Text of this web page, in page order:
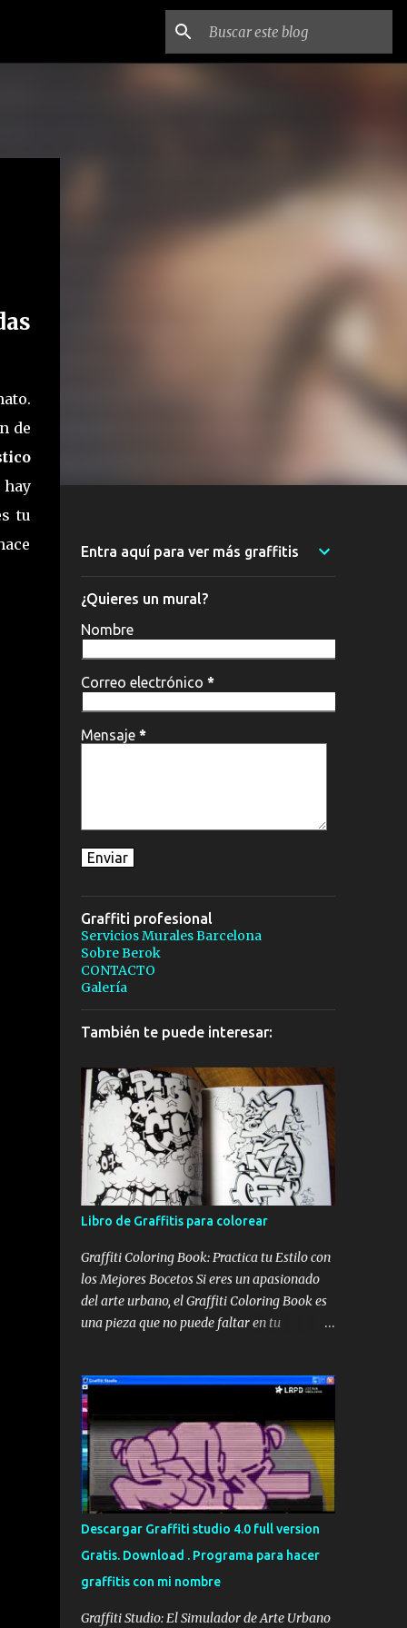
de
tu
Entra aquí para ver más graffitis
¿Quieres un mural?
Nombre
Correo electrónico *
Mensaje *
Graffiti profesional
Servicios Murales Barcelona
Sobre Berok
CONTACTO
Galería
También te puede interesar:
Libro de Graffitis para colorear
Graffiti Coloring Book: Practica tu Estilo con
los Mejores Bocetos Si eres un apasionado
del arte urbano, el Graffiti Coloring Book es
una pieza que no puede faltar en tu
recopilación de alta calidad que reúne los
bocetos de los sesenta mejores graffiteros
escandinavos, incluyendo leyendas como
Nug, Egs y Bates . Portada del Graffiti
Coloring Book, ideal para artistas y
aficionados Estos maestros del spray han
definido los bordes de sus trabajos más
icónicos, dejando el espacio en blanco para
que tú tomes el control. Aunque muchos
piensen que es un libro para niños, su
Descargar Graffiti studio 4.0 full version
Gratis. Download . Programa para hacer
graffitis con mi nombre
Graffiti Studio: El Simulador de Arte Urbano